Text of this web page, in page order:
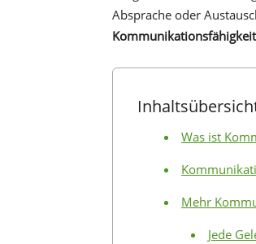
Absprache oder
Kommunikationsfähigkeit
Was ist
Mehr
Jede